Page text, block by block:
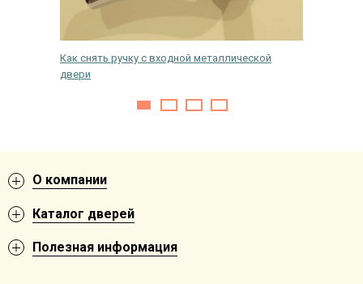
Как снять ручку с входной металлической
двери
О компании
Каталог дверей
Полезная информация